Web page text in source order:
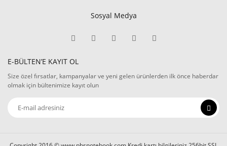
Sosyal Medya
E-BÜLTEN’E KAYIT OL
Size özel fırsatlar, kampanyalar ve yeni gelen ürünlerden ilk önce haberdar
olmak için bültenimize kayıt olun